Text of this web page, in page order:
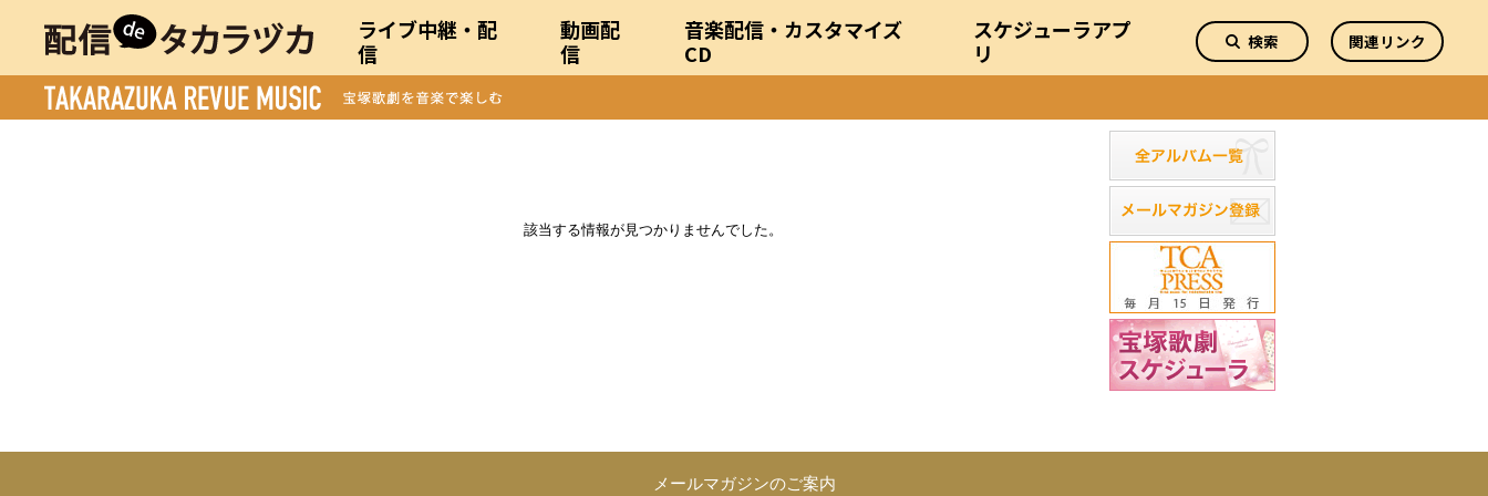
ライブ中継・配
信
動画配
信
音楽配信・カスタマイズ
CD
スケジューラアプ
リ
検索 関連リンク
該当する情報が見つかりませんでした。
メールマガジンのご案内